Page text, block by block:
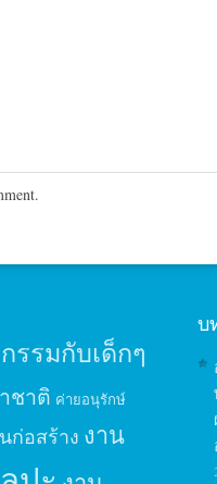
รรมกับเด็กๆ
ชาติ ค่ายอนุรักษ์
ก่อสร้าง งาน
บ